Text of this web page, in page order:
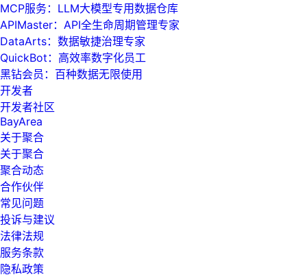
MCP服务：LLM大模型专用数据仓库
APIMaster：API全生命周期管理专家
DataArts：数据敏捷治理专家
QuickBot：高效率数字化员工
黑钻会员：百种数据无限使用
开发者
开发者社区
BayArea
关于聚合
关于聚合
聚合动态
合作伙伴
常见问题
投诉与建议
法律法规
服务条款
隐私政策